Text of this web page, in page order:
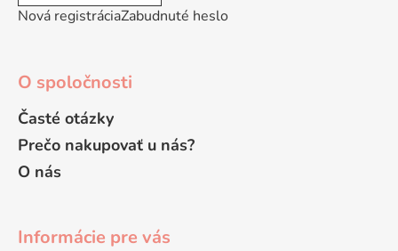
Nová registráciaZabudnuté heslo
O spoločnosti
Časté otázky
Prečo nakupovať u nás?
O nás
Informácie pre vás